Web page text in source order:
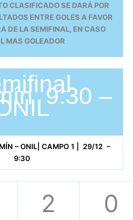
CLASIFICADO SE DARÁ POR
ENTRE GOLES A FAVOR
DE LA SEMIFINAL, EN CASO
MAS GOLEADOR
9:30 –
– ONIL| CAMPO 1 | 29/12 –
9:30
2 0